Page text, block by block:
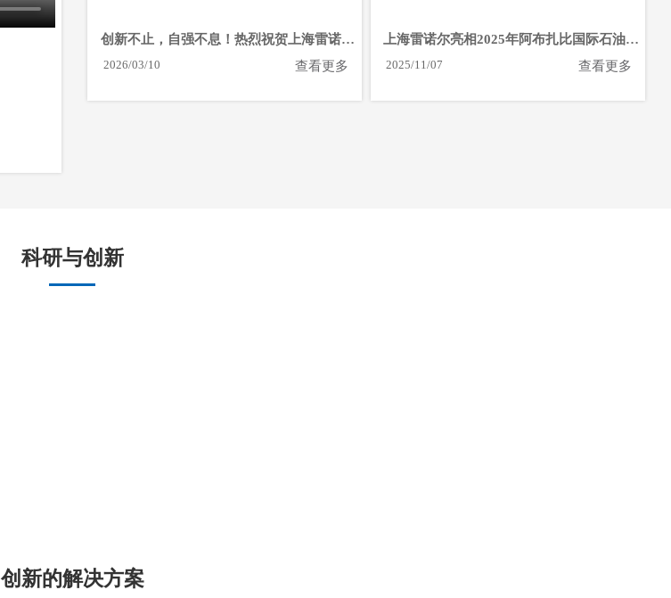
创新不止，自强不息！热烈祝贺上海雷诺尔
荣获国家级“小巨人”企业
2026/03/10 查看更多
上海雷诺尔亮相2025年阿布扎比国际石油博
览会
2025/11/07 查看更多
科研与创新
创新的解决方案